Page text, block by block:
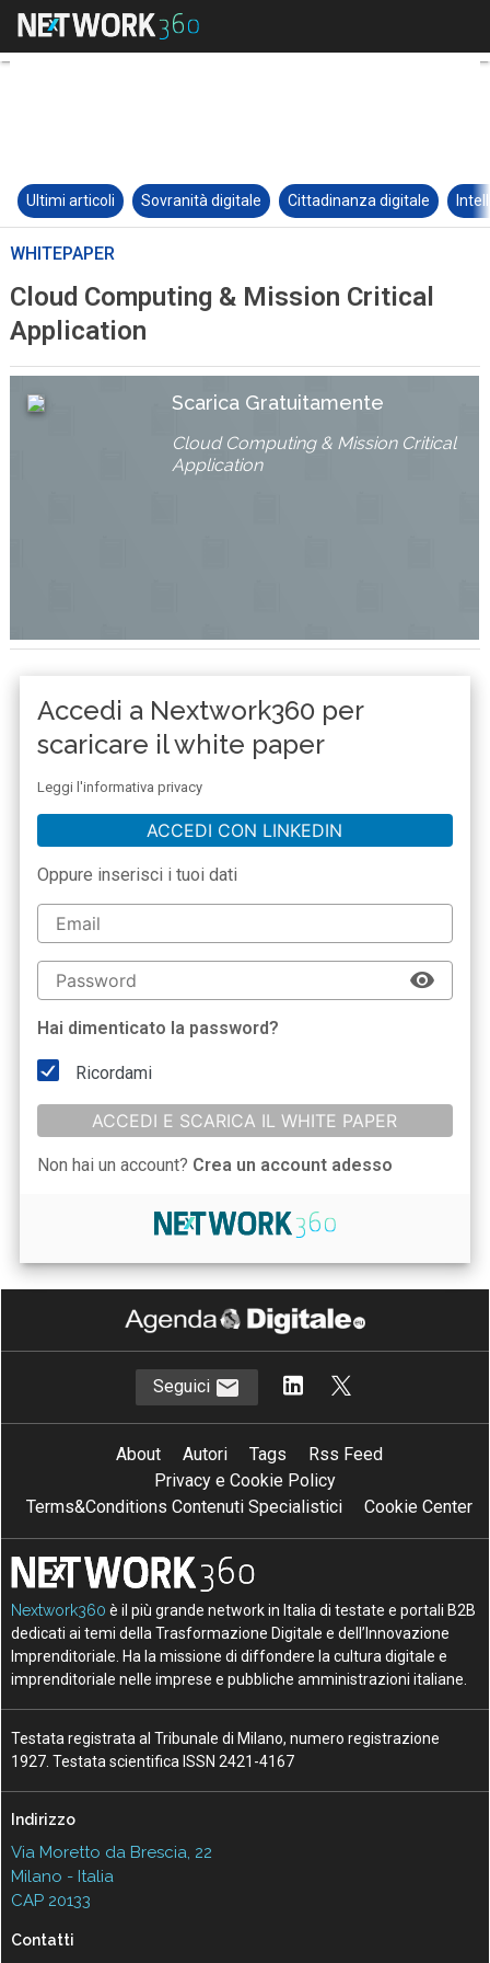
Ultimi articoli Sovranità digitale Cittadinanza digitale
WHITEPAPER
Cloud Computing & Mission Critical
Application
Scarica Gratuitamente
Cloud Computing & Mission Critical
Application
Accedi a Nextwork360 per
scaricare il white paper
Leggi l'informativa privacy
ACCEDI CON LINKEDIN
Oppure inserisci i tuoi dati
Hai dimenticato la password?
Ricordami
ACCEDI E SCARICA IL WHITE PAPER
Non hai un account? Crea un account adesso
Seguici
About Autori Tags
Rss Feed
Privacy e Cookie Policy
Terms&Conditions Contenuti Specialistici
Cookie Center
Nextwork360 è il più grande network in Italia di testate e portali B2B
dedicati ai temi della Trasformazione Digitale e dell’Innovazione
Imprenditoriale. Ha la missione di diffondere la cultura digitale e
imprenditoriale nelle imprese e pubbliche amministrazioni italiane.
Testata registrata al Tribunale di Milano, numero registrazione
1927. Testata scientifica ISSN 2421-4167
Indirizzo
Via Moretto da Brescia, 22
Milano - Italia
CAP 20133
Contatti